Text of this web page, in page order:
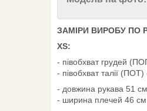
ЗАМІРИ ВИРОБУ ПО
XS:
- півобхват грудей
- півобхват талії
- довжина рукава 51 см
- ширина плечей 46 см